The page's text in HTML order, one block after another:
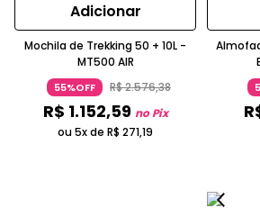
Adicionar
Mochila de Trekking 50 + 10L -
MT500 AIR
55%OFF R$2.576,38
R$ 1.152,59 no Pix
ou 5x de R$ 271,19